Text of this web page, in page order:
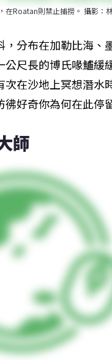
在Roatan則禁止捕撈。 攝影：
分布在加勒比海、
尺長的博氏喙鱸緩
在沙地上冥想潛水
好奇你為何在此停
師